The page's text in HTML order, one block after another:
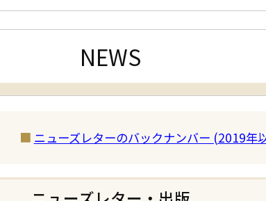
NEWS
■ ニューズレターのバックナンバー (2019年